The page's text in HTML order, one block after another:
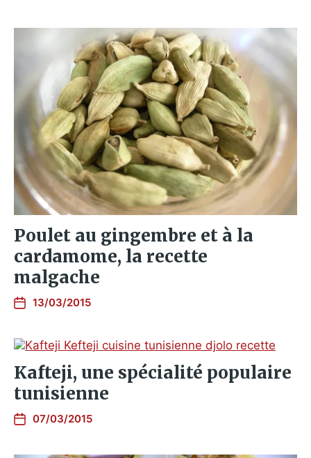
Poulet au gingembre et à la
cardamome, la recette
malgache
13/03/2015
Kafteji, une spécialité populaire
tunisienne
07/03/2015